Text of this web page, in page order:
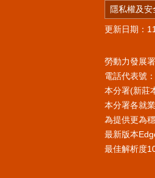
隱私權及安
更新日期：
勞動力發展
電話代表號
本分署(新莊
本分署各就
為提供更為
最新版本
最佳解析度